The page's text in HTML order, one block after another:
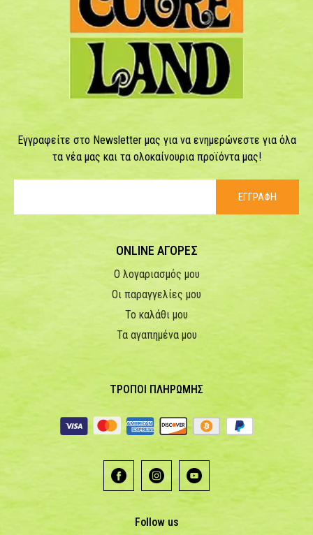
Εγγραφείτε στο Newsletter μας για να ενημερώνεστε για όλα
τα νέα μας και τα ολοκαίνουρια προϊόντα μας!
ΕΓΓΡΑΦΗ
ONLINE ΑΓΟΡΕΣ
Ο λογαριασμός μου
Οι παραγγελίες μου
Το καλάθι μου
Τα αγαπημένα μου
ΤΡΟΠΟΙ ΠΛΗΡΩΜΗΣ
Follow us